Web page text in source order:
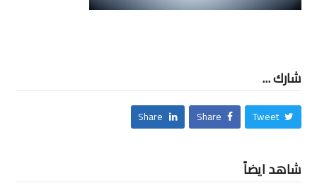
شارك ...
Tweet
Share
Share
شاهد ايضاً